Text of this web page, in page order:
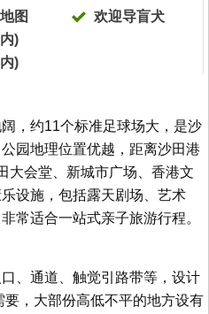
图
欢迎导盲犬
)
)
，约11个标准足球场大，是沙
园地理位置优越，距离沙田港
大会堂、新城市广场、香港文
设施，包括露天剧场、艺术
常适合一站式亲子旅游行程。
、通道、触觉引路带等，设计
，大部份高低不平的地方设有